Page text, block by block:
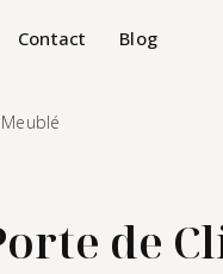
Contact Blog
Meublé
de